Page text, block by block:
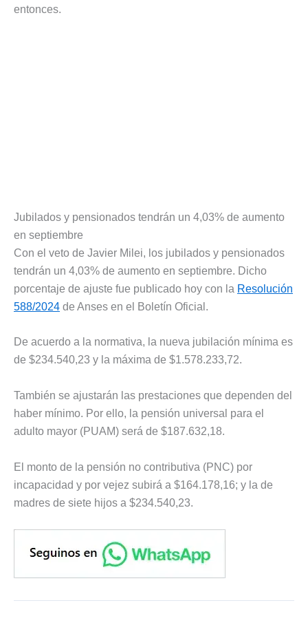
entonces.
Jubilados y pensionados tendrán un 4,03% de aumento
en septiembre
Con el veto de Javier Milei, los jubilados y pensionados
tendrán un 4,03% de aumento en septiembre. Dicho
porcentaje de ajuste fue publicado hoy con la Resolución
588/2024 de Anses en el Boletín Oficial.
De acuerdo a la normativa, la nueva jubilación mínima es
de $234.540,23 y la máxima de $1.578.233,72.
También se ajustarán las prestaciones que dependen del
haber mínimo. Por ello, la pensión universal para el
adulto mayor (PUAM) será de $187.632,18.
El monto de la pensión no contributiva (PNC) por
incapacidad y por vejez subirá a $164.178,16; y la de
madres de siete hijos a $234.540,23.